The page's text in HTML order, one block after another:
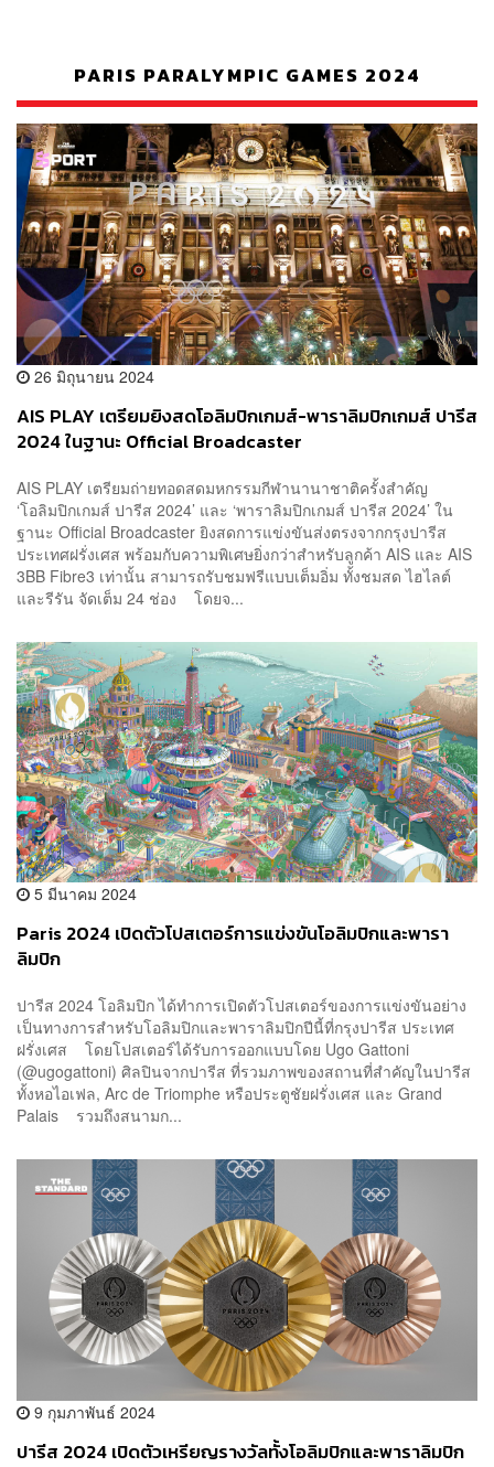
PARIS PARALYMPIC GAMES 2024
26 มิถุนายน 2024
AIS PLAY เตรียมยิงสดโอลิมปิกเกมส์​-พาราลิมปิกเกมส์ ปารีส
2024 ในฐานะ Official Broadcaster
AIS PLAY เตรียมถ่ายทอดสดมหกรรมกีฬานานาชาติครั้งสำคัญ
‘โอลิมปิกเกมส์ ปารีส 2024’ และ ‘พาราลิมปิกเกมส์ ปารีส 2024’ ใน
ฐานะ Official Broadcaster ยิงสดการแข่งขันส่งตรงจากกรุงปารีส
ประเทศฝรั่งเศส พร้อมกับความพิเศษยิ่งกว่าสำหรับลูกค้า AIS และ AIS
3BB Fibre3 เท่านั้น สามารถรับชมฟรีแบบเต็มอิ่ม ทั้งชมสด ไฮไลต์
และรีรัน จัดเต็ม 24 ช่อง โดยจ...
5 มีนาคม 2024
Paris 2024 เปิดตัวโปสเตอร์การแข่งขันโอลิมปิกและพารา
ลิมปิก
ปารีส 2024 โอลิมปิก ได้ทำการเปิดตัวโปสเตอร์ของการแข่งขันอย่าง
เป็นทางการสำหรับโอลิมปิกและพาราลิมปิกปีนี้ที่กรุงปารีส ประเทศ
ฝรั่งเศส โดยโปสเตอร์ได้รับการออกแบบโดย Ugo Gattoni
(@ugogattoni) ศิลปินจากปารีส ที่รวมภาพของสถานที่สำคัญในปารีส
ทั้งหอไอเฟล, Arc de Triomphe หรือประตูชัยฝรั่งเศส และ Grand
Palais รวมถึงสนามก...
9 กุมภาพันธ์ 2024
ปารีส 2024 เปิดตัวเหรียญรางวัลทั้งโอลิมปิกและพาราลิมปิก